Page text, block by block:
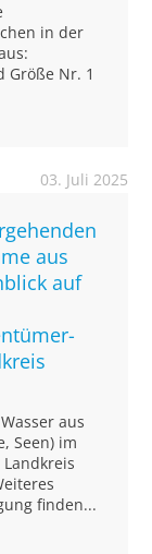
in der
Größe Nr. 1
03. Juli 2025
aus
auf
aus
Seen) im
finden...